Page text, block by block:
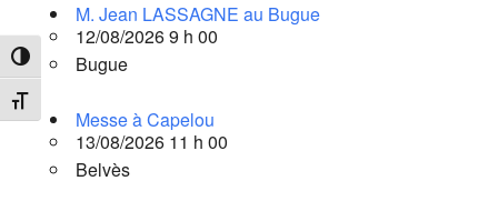
Passer en contraste élevé
Changer la taille de la police
M. Jean LASSAGNE au Bugue
12/08/2026 9 h 00
Bugue
Messe à Capelou
13/08/2026 11 h 00
Belvès